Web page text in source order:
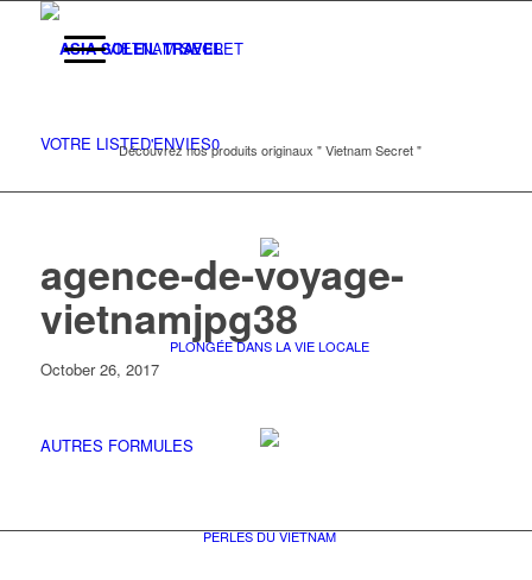
VIETNAM SECRET
Découvrez nos produits originaux " Vietnam Secret "
PLONGÉE DANS LA VIE LOCALE
PERLES DU VIETNAM
VOTRE LISTED'ENVIES0
agence-de-voyage-
vietnamjpg38
October 26, 2017
AUTRES FORMULES